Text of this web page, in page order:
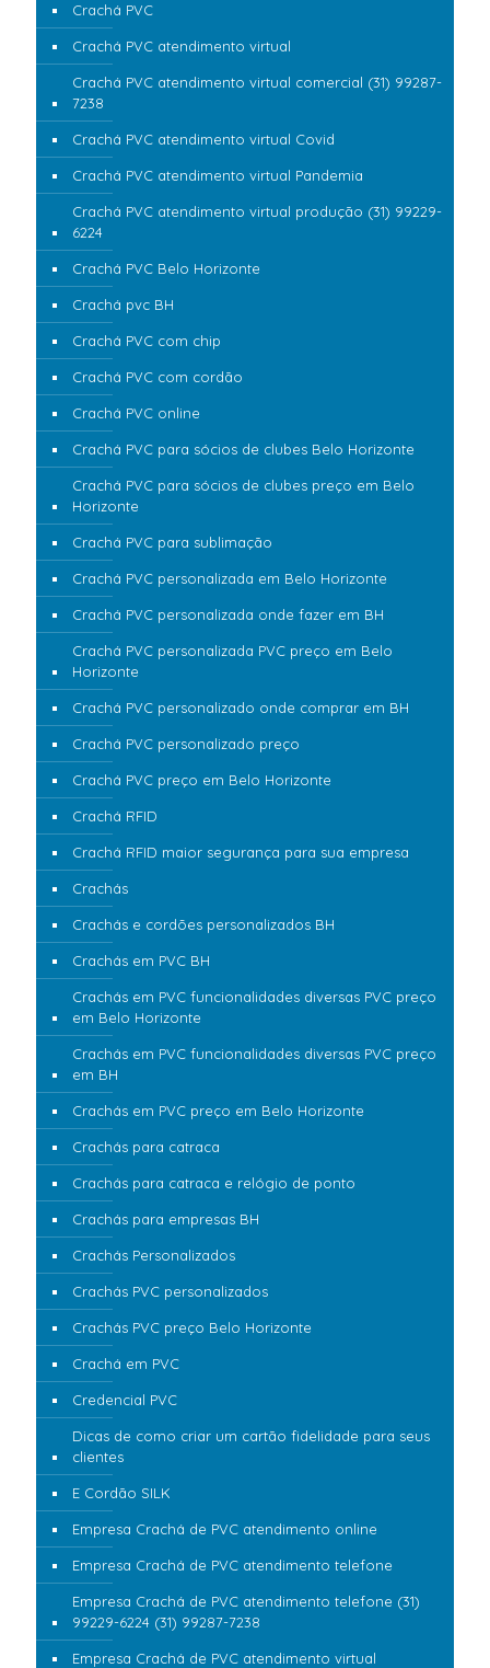
Crachá PVC
Crachá PVC atendimento virtual
Crachá PVC atendimento virtual comercial (31) 99287-
7238
Crachá PVC atendimento virtual Covid
Crachá PVC atendimento virtual Pandemia
Crachá PVC atendimento virtual produção (31) 99229-
6224
Crachá PVC Belo Horizonte
Crachá pvc BH
Crachá PVC com chip
Crachá PVC com cordão
Crachá PVC online
Crachá PVC para sócios de clubes Belo Horizonte
Crachá PVC para sócios de clubes preço em Belo
Horizonte
Crachá PVC para sublimação
Crachá PVC personalizada em Belo Horizonte
Crachá PVC personalizada onde fazer em BH
Crachá PVC personalizada PVC preço em Belo
Horizonte
Crachá PVC personalizado onde comprar em BH
Crachá PVC personalizado preço
Crachá PVC preço em Belo Horizonte
Crachá RFID
Crachá RFID maior segurança para sua empresa
Crachás
Crachás e cordões personalizados BH
Crachás em PVC BH
Crachás em PVC funcionalidades diversas PVC preço
em Belo Horizonte
Crachás em PVC funcionalidades diversas PVC preço
em BH
Crachás em PVC preço em Belo Horizonte
Crachás para catraca
Crachás para catraca e relógio de ponto
Crachás para empresas BH
Crachás Personalizados
Crachás PVC personalizados
Crachás PVC preço Belo Horizonte
Crachá em PVC
Credencial PVC
Dicas de como criar um cartão fidelidade para seus
clientes
E Cordão SILK
Empresa Crachá de PVC atendimento online
Empresa Crachá de PVC atendimento telefone
Empresa Crachá de PVC atendimento telefone (31)
99229-6224 (31) 99287-7238
Empresa Crachá de PVC atendimento virtual